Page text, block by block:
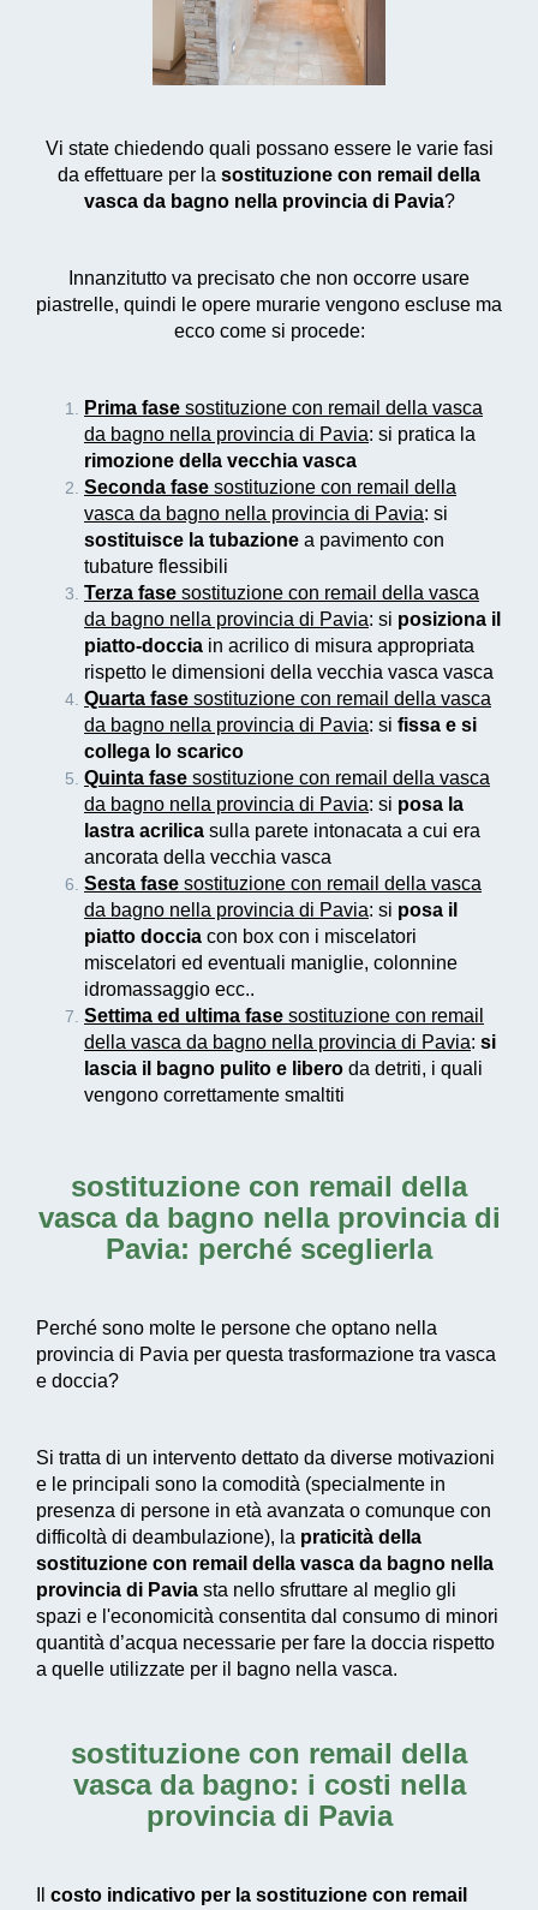
Vi state chiedendo quali possano essere le varie fasi
da effettuare per la sostituzione con remail della
vasca da bagno nella provincia di Pavia?
Innanzitutto va precisato che non occorre usare
piastrelle, quindi le opere murarie vengono escluse ma
ecco come si procede:
Prima fase sostituzione con remail della vasca
da bagno nella provincia di Pavia: si pratica la
rimozione della vecchia vasca
Seconda fase sostituzione con remail della
vasca da bagno nella provincia di Pavia: si
sostituisce la tubazione a pavimento con
tubature flessibili
Terza fase sostituzione con remail della vasca
da bagno nella provincia di Pavia: si posiziona il
piatto-doccia in acrilico di misura appropriata
rispetto le dimensioni della vecchia vasca vasca
Quarta fase sostituzione con remail della vasca
da bagno nella provincia di Pavia: si fissa e si
collega lo scarico
Quinta fase sostituzione con remail della vasca
da bagno nella provincia di Pavia: si posa la
lastra acrilica sulla parete intonacata a cui era
ancorata della vecchia vasca
Sesta fase sostituzione con remail della vasca
da bagno nella provincia di Pavia: si posa il
piatto doccia con box con i miscelatori
miscelatori ed eventuali maniglie, colonnine
idromassaggio ecc..
Settima ed ultima fase sostituzione con remail
della vasca da bagno nella provincia di Pavia: si
lascia il bagno pulito e libero da detriti, i quali
vengono correttamente smaltiti
sostituzione con remail della
vasca da bagno nella provincia di
Pavia: perché sceglierla
Perché sono molte le persone che optano nella
provincia di Pavia per questa trasformazione tra vasca
e doccia?
Si tratta di un intervento dettato da diverse motivazioni
e le principali sono la comodità (specialmente in
presenza di persone in età avanzata o comunque con
difficoltà di deambulazione), la praticità della
sostituzione con remail della vasca da bagno nella
provincia di Pavia sta nello sfruttare al meglio gli
spazi e l'economicità consentita dal consumo di minori
quantità d’acqua necessarie per fare la doccia rispetto
a quelle utilizzate per il bagno nella vasca.
sostituzione con remail della
vasca da bagno: i costi nella
provincia di Pavia
costo indicativo per la sostituzione con remail